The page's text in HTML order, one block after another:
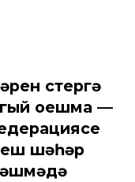
үстерүгә
оешма —
шәһәр